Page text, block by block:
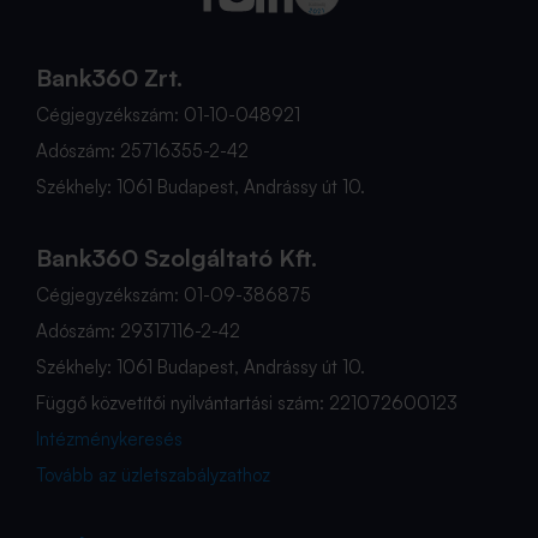
Bank360 Zrt.
Cégjegyzékszám: 01-10-048921
Adószám: 25716355-2-42
Székhely: 1061 Budapest, Andrássy út 10.
Bank360 Szolgáltató Kft.
Cégjegyzékszám: 01-09-386875
Adószám: 29317116-2-42
Székhely: 1061 Budapest, Andrássy út 10.
Függő közvetítői nyilvántartási szám: 221072600123
Intézménykeresés
Tovább az üzletszabályzathoz